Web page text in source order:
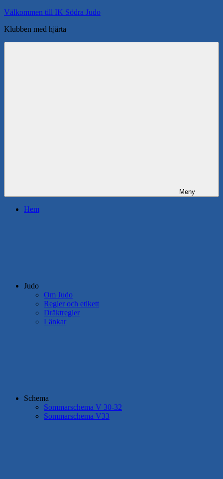
Hoppa
innehåll
Välkommen till IK Södra Judo
Klubben med hjärta
Meny
Hem
Judo
Om Judo
Regler och etikett
Dräktregler
Länkar
Schema
Sommarschema V 30-32
Sommarschema V33